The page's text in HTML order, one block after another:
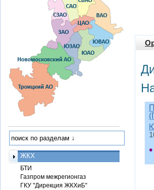
•
ЖКХ
БТИ
Газпром межрегионгаз
ГКУ "Дирекция ЖКХиБ"